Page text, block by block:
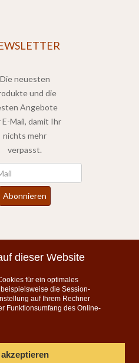
Die neuesten
und die
Angebote
E-Mail, damit Ihr
nichts mehr
verpasst.
Abonnieren
dieser Website
für ein optimales
die Session-
auf Ihrem Rechner
Funktionsumfang des Online-